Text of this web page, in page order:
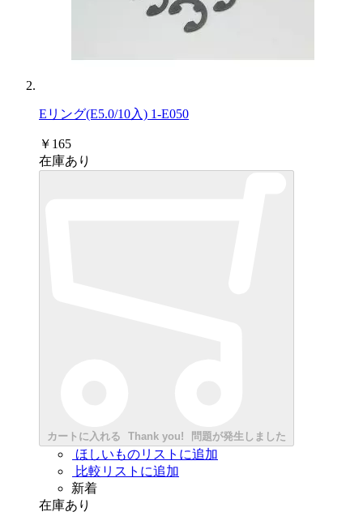
Eリング(E5.0/10入) 1-E050
￥165
在庫あり
カートに入れる Thank you! 問題が発生しました
ほしいものリストに追加
比較リストに追加
新着
在庫あり